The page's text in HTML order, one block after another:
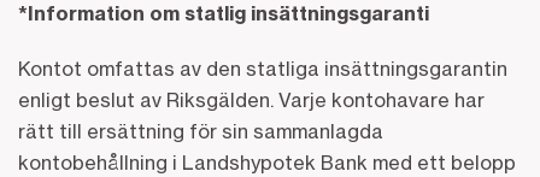
*Information om statlig insättningsgaranti
Kontot omfattas av den statliga insättningsgarantin
enligt beslut av Riksgälden. Varje kontohavare har
rätt till ersättning för sin sammanlagda
kontobehållning i Landshypotek Bank med ett belopp